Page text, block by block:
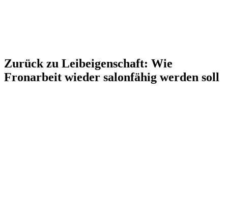
Zurück zu Leibeigenschaft: Wie
Fronarbeit wieder salonfähig werden soll